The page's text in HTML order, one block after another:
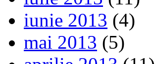
iunie 2013 (4)
mai 2013 (5)